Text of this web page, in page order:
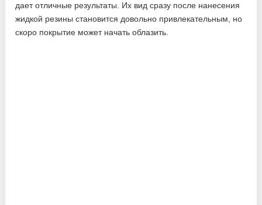
дает отличные результаты. Их вид сразу после нанесения
жидкой резины становится довольно привлекательным, но
скоро покрытие может начать облазить.